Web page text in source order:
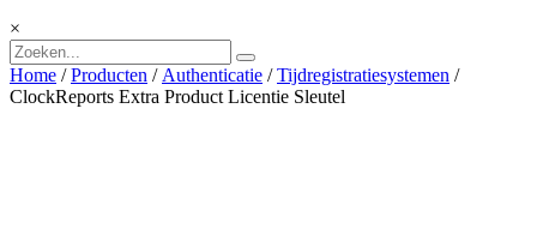
×
Home /Producten /Authenticatie /Tijdregistratiesystemen /
ClockReports Extra Product Licentie Sleutel